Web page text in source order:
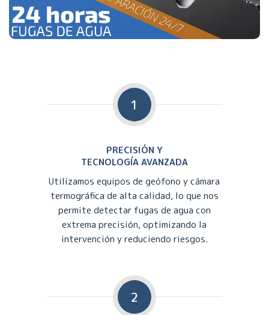
1
PRECISIÓN Y
TECNOLOGÍA AVANZADA
Utilizamos equipos de geófono y cámara
termográfica de alta calidad, lo que nos
permite detectar fugas de agua con
extrema precisión, optimizando la
intervención y reduciendo riesgos.
2